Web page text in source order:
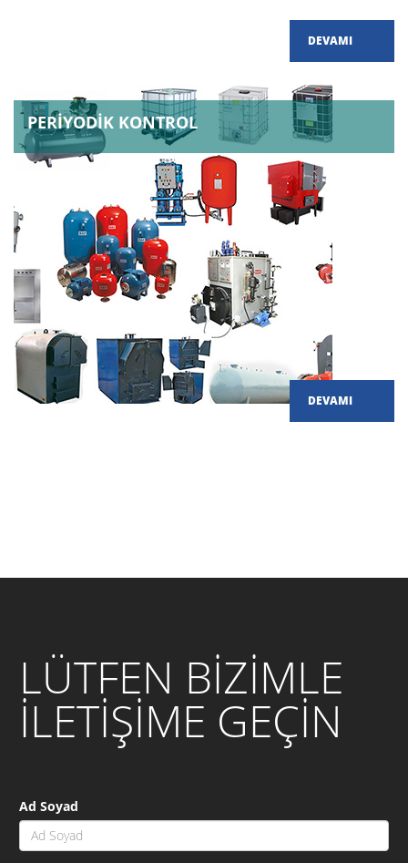
DEVAMI
PERİYODİK KONTROL
DEVAMI
LÜTFEN BİZİMLE
İLETİŞİME GEÇİN
Ad Soyad